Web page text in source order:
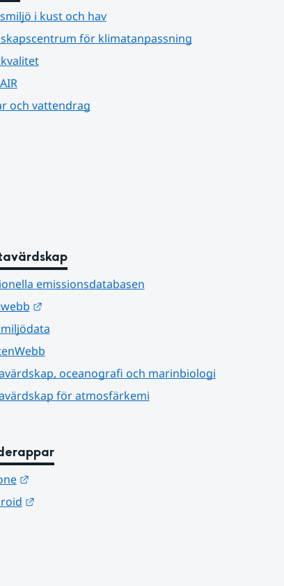
i kust och hav
för klimatanpassning
och vattendrag
emissionsdatabasen
Länk till annan webbplats.
oceanografi och marinbiologi
för atmosfärkemi
Länk till annan webbplats.
Länk till annan webbplats.